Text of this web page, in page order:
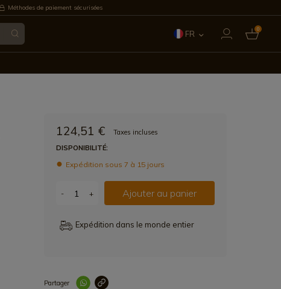
Méthodes de paiement sécurisées
FR 0
124,51 €
Taxes incluses
DISPONIBILITÉ:
Expédition sous 7 à 15 jours
- + Ajouter au panier
Expédition dans le monde entier
Partager